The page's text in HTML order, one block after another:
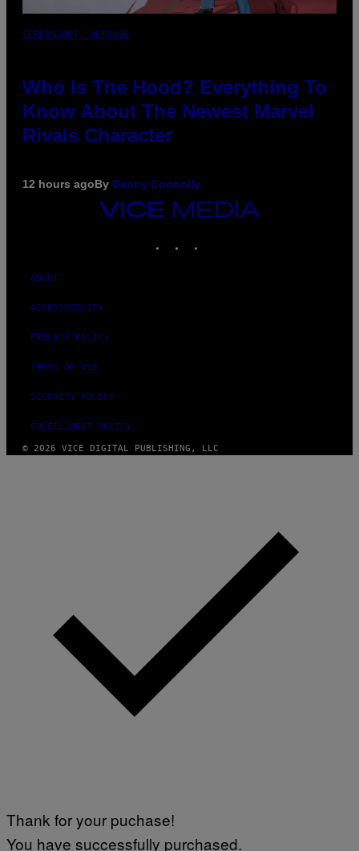
SCREENSHOT: NETEASE
Who Is The Hood? Everything To
Know About The Newest Marvel
Rivals Character
12 hours agoBy Denny Connolly
VICE
MEDIA
ABOUT
ACCESSIBILITY
PRIVACY POLICY
TERMS OF USE
SECURITY POLICY
FULFILLMENT POLICY
© 2026 VICE DIGITAL PUBLISHING, LLC
Thank for your puchase!
You have successfully purchased.